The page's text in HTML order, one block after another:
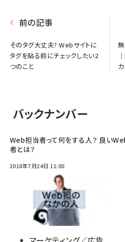
前の記事
そのタグ大丈夫? Webサイトに
タグを貼る前にチェックしたい2
つのこと
バックナンバー
Web担当者って何をする人？ 良い
者とは？
2018年7月24日 11:00